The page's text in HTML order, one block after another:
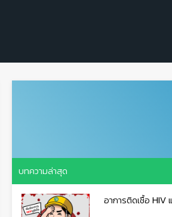
บทความล่าสุด
อาการติดเชื้อ HIV